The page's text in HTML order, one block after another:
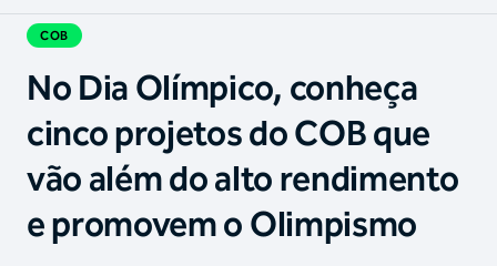
COB
No Dia Olímpico, conheça
cinco projetos do COB que
vão além do alto rendimento
e promovem o Olimpismo